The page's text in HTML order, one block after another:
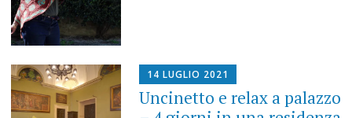
14 LUGLIO 2021
Uncinetto e relax a palazzo